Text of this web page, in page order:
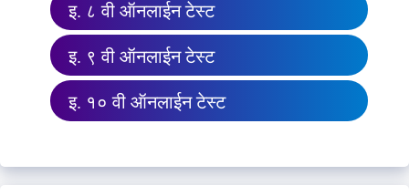
इ. ८ वी ऑनलाईन टेस्ट
इ. ९ वी ऑनलाईन टेस्ट
इ. १० वी ऑनलाईन टेस्ट